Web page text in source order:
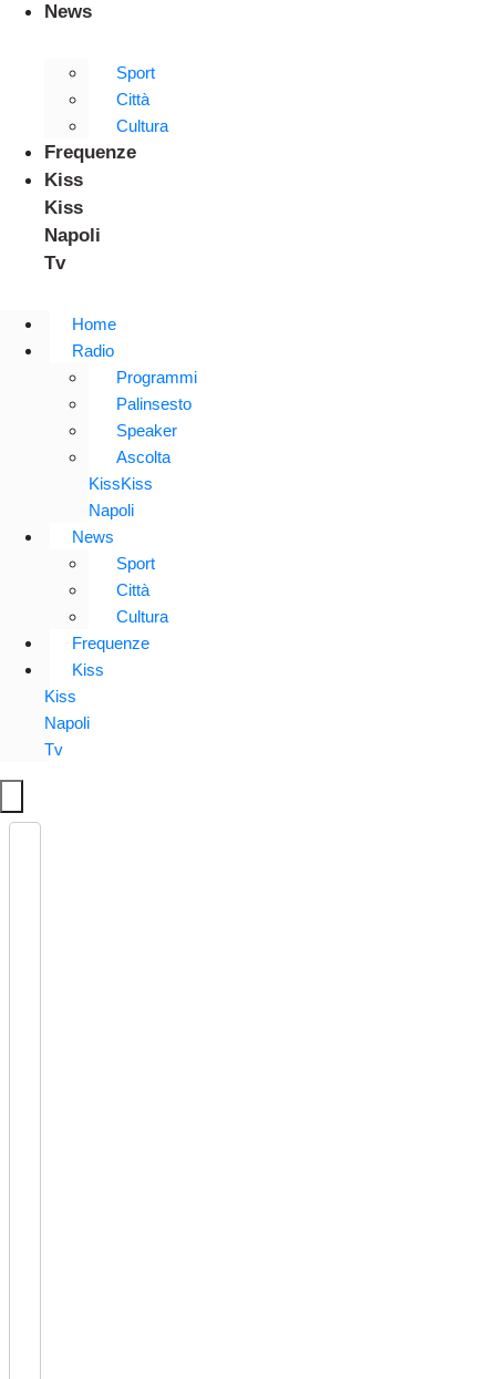
News
Sport
Città
Cultura
Frequenze
Kiss
Kiss
Napoli
Tv
Home
Radio
Programmi
Palinsesto
Speaker
Ascolta
KissKiss
Napoli
News
Sport
Città
Cultura
Frequenze
Kiss
Kiss
Napoli
Tv